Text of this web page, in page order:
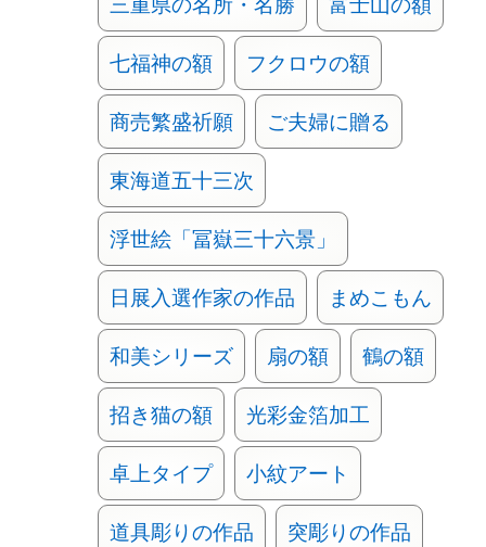
七福神の額 フクロウの額
商売繁盛祈願 ご夫婦に贈る
東海道五十三次
浮世絵「冨嶽三十六景」
日展入選作家の作品 まめこもん
和美シリーズ 扇の額 鶴の額
招き猫の額 光彩金箔加工
卓上タイプ 小紋アート
道具彫りの作品 突彫りの作品